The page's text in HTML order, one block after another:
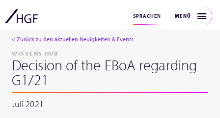
SPRACHEN MENÜ
< Zurück zu den aktuellen Neuigkeiten & Events
WISSENS HUB
Decision of the EBoA regarding
G1/21
Juli 2021